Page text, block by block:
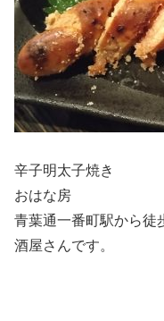
辛子明太子焼き
おはな房
青葉通一番町駅から徒
酒屋さんです。